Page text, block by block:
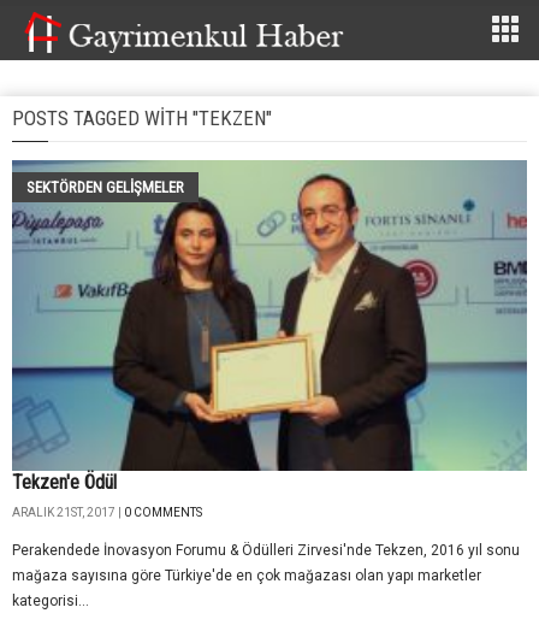
POSTS TAGGED WITH "TEKZEN"
SEKTÖRDEN GELIŞMELER
Tekzen'e Ödül
ARALIK 21ST, 2017 | 0 COMMENTS
Perakendede İnovasyon Forumu & Ödülleri Zirvesi'nde Tekzen, 2016 yıl sonu
mağaza sayısına göre Türkiye'de en çok mağazası olan yapı marketler
kategorisi...